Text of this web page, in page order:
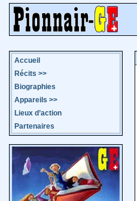
Accueil
Récits >>
Biographies
Appareils >>
Lieux d’action
Partenaires